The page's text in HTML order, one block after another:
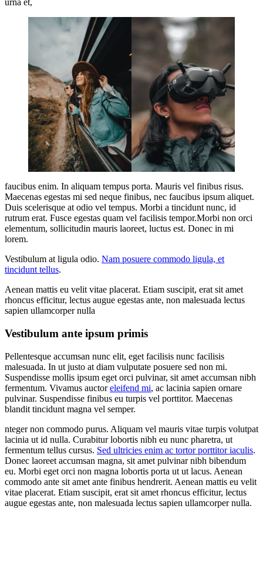
urna et,
faucibus enim. In aliquam tempus porta. Mauris vel finibus risus.
Maecenas egestas mi sed neque finibus, nec faucibus ipsum aliquet.
Duis scelerisque at odio vel tempus. Morbi a tincidunt nunc, id
rutrum erat. Fusce egestas quam vel facilisis tempor.Morbi non orci
elementum, sollicitudin mauris laoreet, luctus est. Donec in mi
lorem.
Vestibulum at ligula odio. Nam posuere commodo ligula, et
tincidunt tellus.
Aenean mattis eu velit vitae placerat. Etiam suscipit, erat sit amet
rhoncus efficitur, lectus augue egestas ante, non malesuada lectus
sapien ullamcorper nulla
Vestibulum ante ipsum primis
Pellentesque accumsan nunc elit, eget facilisis nunc facilisis
malesuada. In ut justo at diam vulputate posuere sed non mi.
Suspendisse mollis ipsum eget orci pulvinar, sit amet accumsan nibh
fermentum. Vivamus auctoreleifend mi, ac lacinia sapien ornare
pulvinar. Suspendisse finibus eu turpis vel porttitor. Maecenas
blandit tincidunt magna vel semper.
nteger non commodo purus. Aliquam vel mauris vitae turpis volutpat
lacinia ut id nulla. Curabitur lobortis nibh eu nunc pharetra, ut
fermentum tellus cursus. Sed ultricies enim ac tortor porttitor iaculis.
Donec laoreet accumsan magna, sit amet pulvinar nibh bibendum
eu. Morbi eget orci non magna lobortis porta ut ut lacus. Aenean
commodo ante sit amet ante finibus hendrerit. Aenean mattis eu velit
vitae placerat. Etiam suscipit, erat sit amet rhoncus efficitur, lectus
augue egestas ante, non malesuada lectus sapien ullamcorper nulla.